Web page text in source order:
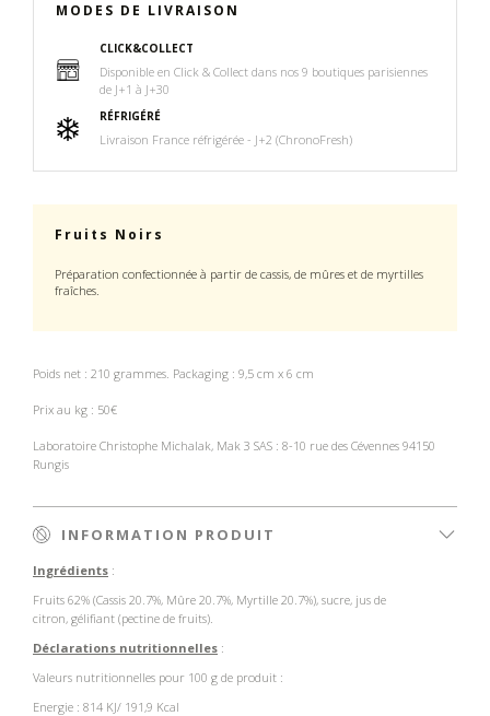
MODES DE LIVRAISON
CLICK&COLLECT
Disponible en Click & Collect dans nos 9 boutiques parisiennes
de J+1 à J+30
RÉFRIGÉRÉ
Livraison France réfrigérée - J+2 (ChronoFresh)
Fruits Noirs
Préparation confectionnée à partir de cassis, de mûres et de myrtilles
fraîches.
Poids net : 210 grammes. Packaging : 9,5 cm x 6 cm
Prix au kg : 50€
Laboratoire Christophe Michalak, Mak 3 SAS : 8-10 rue des Cévennes 94150
Rungis
INFORMATION PRODUIT
Ingrédients :
Fruits 62% (Cassis 20.7%, Mûre 20.7%, Myrtille 20.7%), sucre, jus de
citron, gélifiant (pectine de fruits).
Déclarations nutritionnelles :
Valeurs nutritionnelles pour 100 g de produit :
Energie : 814 KJ/ 191,9 Kcal